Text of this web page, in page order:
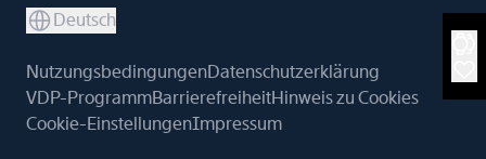
Deutsch
NutzungsbedingungenDatenschutzerklärung
VDP-ProgrammBarrierefreiheitHinweis zu Cookies
Cookie-EinstellungenImpressum